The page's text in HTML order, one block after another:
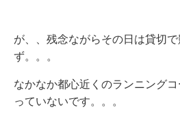
が、、残念ながらその日は貸切
ず。。。
なかなか都心近くのランニング
っていないです。。。